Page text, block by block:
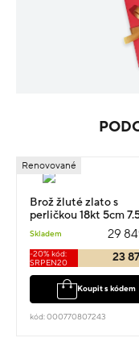
Renovované
Brož žluté zlato s
perličkou 18kt 5cm
Skladem 29
-20% kód:
SRPEN20
23
Koupit s kódem
kód: 000770807243